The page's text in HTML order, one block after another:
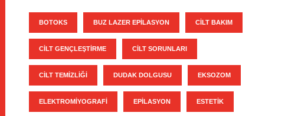
BOTOKS BUZ LAZER EPILASYON CILT BAKIM
CILT GENÇLEŞTIRME CILT SORUNLARI
CILT TEMIZLIĞI DUDAK DOLGUSU EKSOZOM
ELEKTROMIYOGRAFI EPILASYON ESTETIK